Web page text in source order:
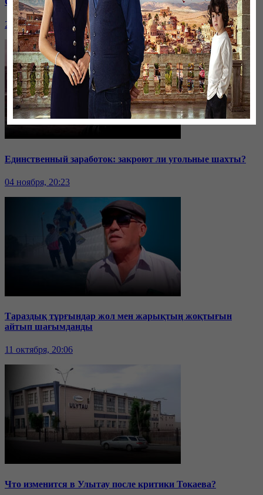
24 ноября, 20:43
Единственный заработок: закроют ли угольные шахты?
04 ноября, 20:23
Тараздық тұрғындар жол мен жарықтың жоқтығын
айтып шағымданды
11 октября, 20:06
Что изменится в Улытау после критики Токаева?